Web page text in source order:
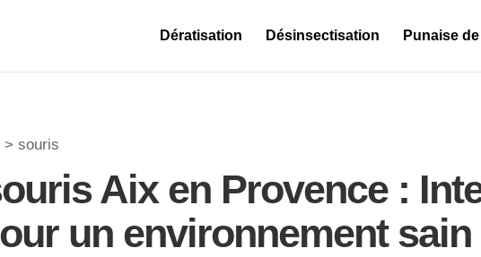
Dératisation Désinsectisation Punaise
> souris
Aix en Provence :
un environnement sain